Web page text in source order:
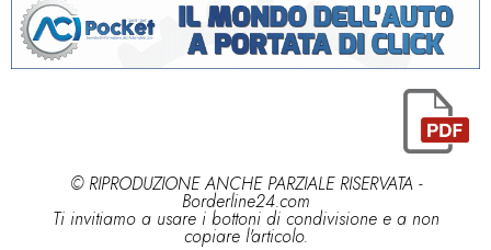
© RIPRODUZIONE ANCHE PARZIALE RISERVATA -
Borderline24.com
Ti invitiamo a usare i bottoni di condivisione e a non
copiare l'articolo.